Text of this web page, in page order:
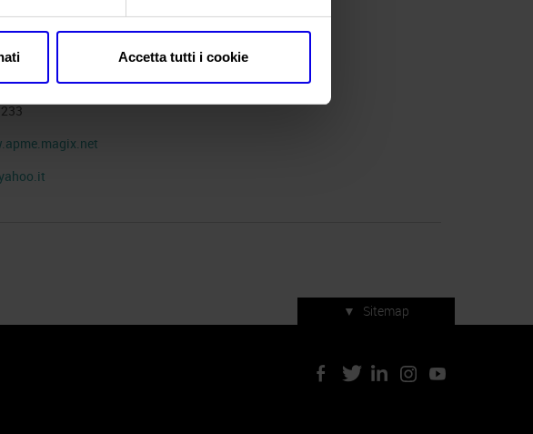
Accetta tutti i cookie
Promozione Manifestazione Eventi
▼ Sitemap
Servizi di manifestazione